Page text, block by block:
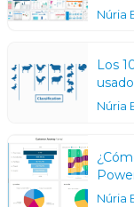
Núria
Los
Núria
Núria